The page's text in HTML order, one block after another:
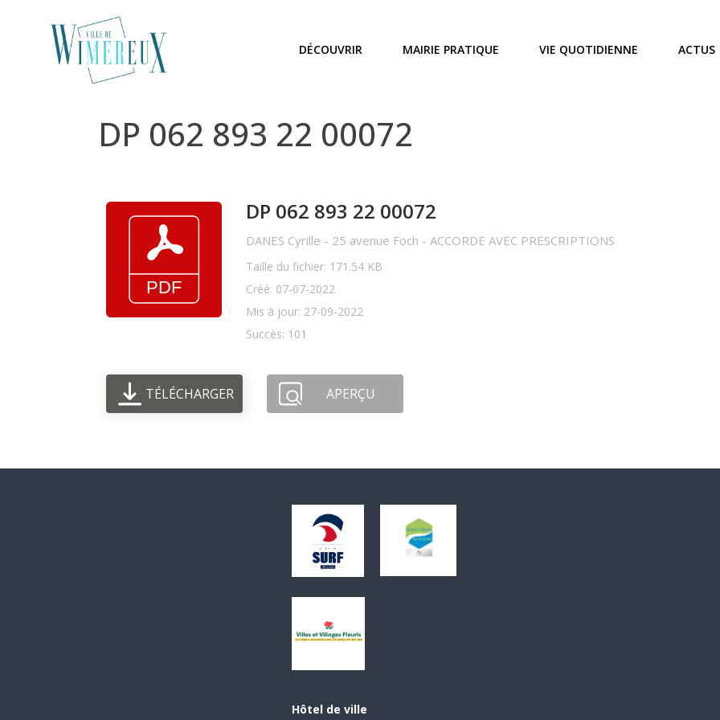
DÉCOUVRIR MAIRIE PRATIQUE VIE QUOTIDIENNE ACTUS
DP 062 893 22 00072
DP 062 893 22 00072
DANES Cyrille - 25 avenue Foch - ACCORDE AVEC PRESCRIPTIONS
Taille du fichier: 171.54 KB
Créé: 07-07-2022
Mis à jour: 27-09-2022
Succès: 101
TÉLÉCHARGER APERÇU
Hôtel de ville